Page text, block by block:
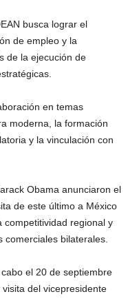
busca lograr el
de empleo y la
de la ejecución de
en temas
moderna, la formación
y la vinculación con
Obama anunciaron el
de este último a México
competitividad regional y
bilaterales.
el 20 de septiembre
del vicepresidente